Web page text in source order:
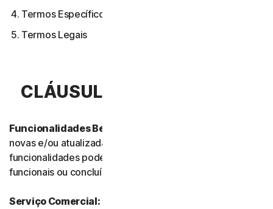
Termos Específicos de Alguns Serviços
Termos Legais
CLÁUSULA 1.ª – DEFINIÇÕES
Funcionalidades Beta:
novas e/ou atualizadas ainda em modo de teste. Essas
funcionalidades podem ainda não estar totalmente
funcionais ou concluídas.
Serviço Comercial: